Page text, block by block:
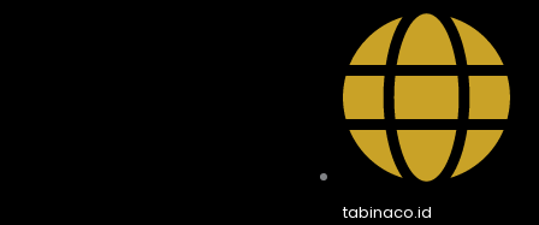
tabinaco.id